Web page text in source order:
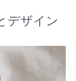
デザイン